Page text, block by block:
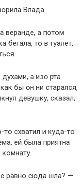
Влада.
веранде, а потом
бегала, то в туалет,
духами, а изо рта
бы он ни старался,
девушку, сказал,
схватил и куда-то
ей была приятна
равно сюда шла? —